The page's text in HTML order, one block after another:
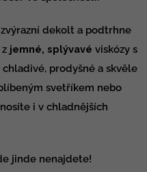
dekolt a podtrhne
jemné, splývavé viskózy s
prodyšné a skvěle
svetříkem nebo
i v chladnějších
jinde nenajdete!